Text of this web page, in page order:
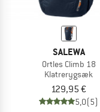
SALEWA
Ortles Climb 18
Klatrerygsæk
129,95 €
5,0(5)